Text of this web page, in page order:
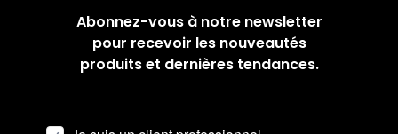
Abonnez-vous à notre newsletter
pour recevoir les nouveautés
produits et dernières tendances.